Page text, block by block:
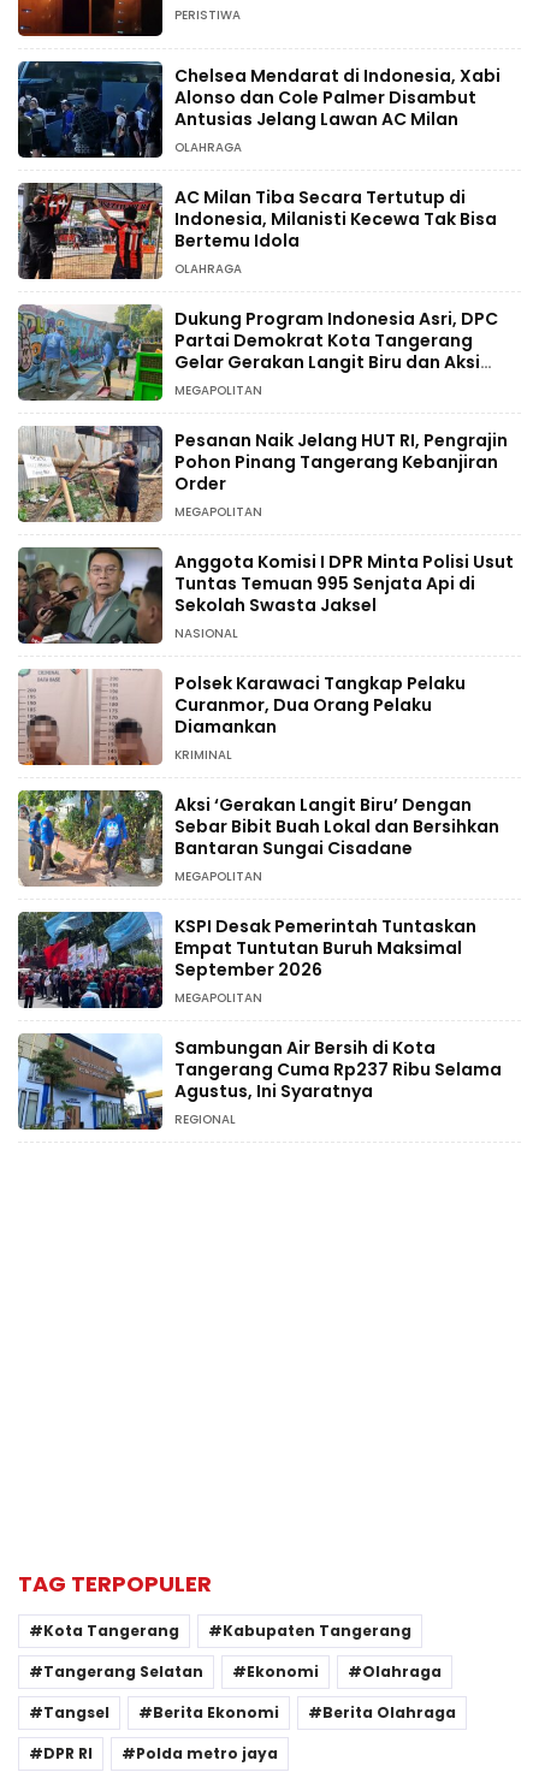
PERISTIWA
Chelsea Mendarat di Indonesia, Xabi
Alonso dan Cole Palmer Disambut
Antusias Jelang Lawan AC Milan
OLAHRAGA
AC Milan Tiba Secara Tertutup di
Indonesia, Milanisti Kecewa Tak Bisa
Bertemu Idola
OLAHRAGA
Dukung Program Indonesia Asri, DPC
Partai Demokrat Kota Tangerang
Gelar Gerakan Langit Biru dan Aksi
Tanam Pohon
MEGAPOLITAN
Pesanan Naik Jelang HUT RI, Pengrajin
Pohon Pinang Tangerang Kebanjiran
Order
MEGAPOLITAN
Anggota Komisi I DPR Minta Polisi Usut
Tuntas Temuan 995 Senjata Api di
Sekolah Swasta Jaksel
NASIONAL
Polsek Karawaci Tangkap Pelaku
Curanmor, Dua Orang Pelaku
Diamankan
KRIMINAL
Aksi ‘Gerakan Langit Biru’ Dengan
Sebar Bibit Buah Lokal dan Bersihkan
Bantaran Sungai Cisadane
MEGAPOLITAN
KSPI Desak Pemerintah Tuntaskan
Empat Tuntutan Buruh Maksimal
September 2026
MEGAPOLITAN
Sambungan Air Bersih di Kota
Tangerang Cuma Rp237 Ribu Selama
Agustus, Ini Syaratnya
REGIONAL
TAG TERPOPULER
Kota Tangerang
Kabupaten Tangerang
Tangerang Selatan
Ekonomi
Olahraga
Tangsel
Berita Ekonomi
Berita Olahraga
DPR RI
Polda metro jaya